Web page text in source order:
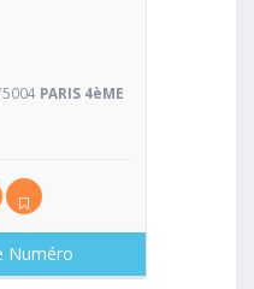
PARIS 4èME
Numéro